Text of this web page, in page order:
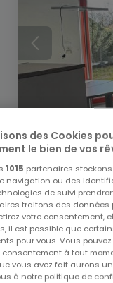
Bureau5
2 000 €
170 m² 5
des Cookies
le bien de vos
1015 partenaires
navigation ou des
de suivi
traitons des données
votre consentement,
il est possible que
pour vous. Vous
consentement à tout
vous avez fait aurons
à notre politique de